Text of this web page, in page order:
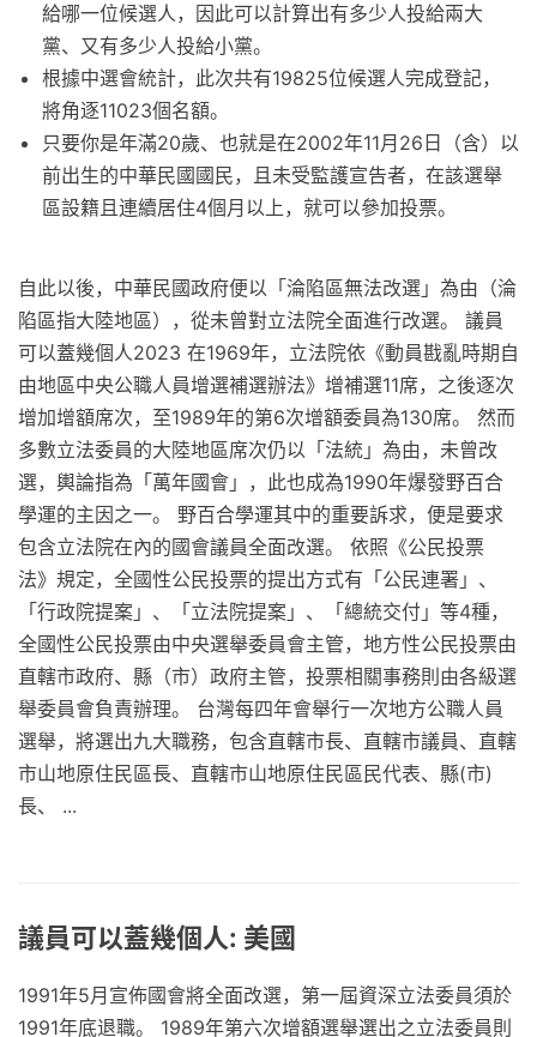
給哪一位候選人，因此可以計算出有多少人投給兩大
黨、又有多少人投給小黨。
根據中選會統計，此次共有19825位候選人完成登記，
將角逐11023個名額。
只要你是年滿20歲、也就是在2002年11月26日（含）以
前出生的中華民國國民，且未受監護宣告者，在該選舉
區設籍且連續居住4個月以上，就可以參加投票。
自此以後，中華民國政府便以「淪陷區無法改選」為由（淪
陷區指大陸地區），從未曾對立法院全面進行改選。 議員
可以蓋幾個人2023 在1969年，立法院依《動員戡亂時期自
由地區中央公職人員增選補選辦法》增補選11席，之後逐次
增加增額席次，至1989年的第6次增額委員為130席。 然而
多數立法委員的大陸地區席次仍以「法統」為由，未曾改
選，輿論指為「萬年國會」，此也成為1990年爆發野百合
學運的主因之一。 野百合學運其中的重要訴求，便是要求
包含立法院在內的國會議員全面改選。 依照《公民投票
法》規定，全國性公民投票的提出方式有「公民連署」、
「行政院提案」、「立法院提案」、「總統交付」等4種，
全國性公民投票由中央選舉委員會主管，地方性公民投票由
直轄市政府、縣（市）政府主管，投票相關事務則由各級選
舉委員會負責辦理。 台灣每四年會舉行一次地方公職人員
選舉，將選出九大職務，包含直轄市長、直轄市議員、直轄
市山地原住民區長、直轄市山地原住民區民代表、縣(市)
長、 ...
議員可以蓋幾個人: 美國
1991年5月宣佈國會將全面改選，第一屆資深立法委員須於
1991年底退職。 1989年第六次增額選舉選出之立法委員則